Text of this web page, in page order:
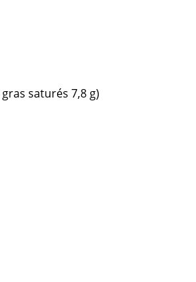
saturés 7,8 g)